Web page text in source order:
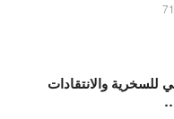
للسخرية والانتقادات